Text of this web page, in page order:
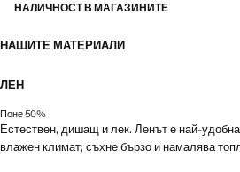
НАЛИЧНОСТ В МАГАЗИНИТЕ
НАШИТЕ МАТЕРИАЛИ
ЛЕН
Поне 50%
Естествен, дишащ и лек. Ленът е най-
влажен климат; съхне бързо и намалява